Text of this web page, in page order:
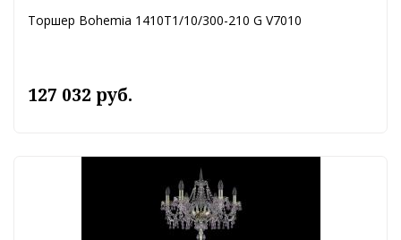
Торшер Bohemia 1410T1/10/300-210 G V7010
127 032 руб.